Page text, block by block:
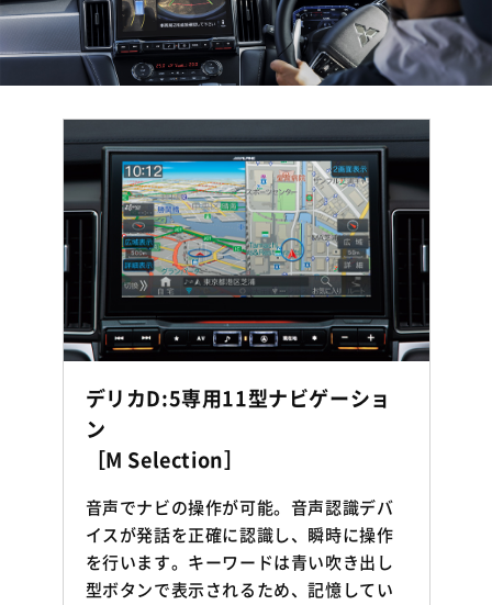
デリカD:5専用11型ナビゲーショ
ン
［M Selection］
音声でナビの操作が可能。音声認識デバ
イスが発話を正確に認識し、瞬時に操作
を行います。キーワードは青い吹き出し
型ボタンで表示されるため、記憶してい